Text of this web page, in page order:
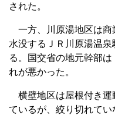
された。
一方、川原湯地区は商
水没するＪＲ川原湯温
る。国交省の地元幹部
れが悪かった。
横壁地区は屋根付き運
ているが、絞り切れてい